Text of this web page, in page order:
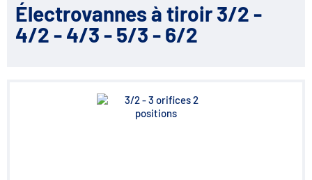
Électrovannes à tiroir 3/2 -
4/2 - 4/3 - 5/3 - 6/2